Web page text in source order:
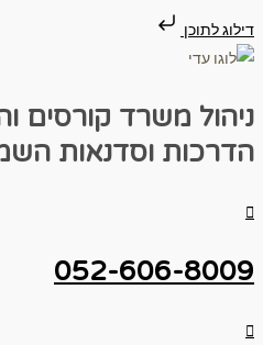
דילוג לתוכן
ניהול משרד קורסים
הדרכות וסדנאות
052-606-8009